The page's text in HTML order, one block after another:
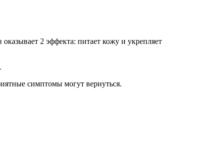
2 эффекта: питает кожу и укрепляет
симптомы могут вернуться.